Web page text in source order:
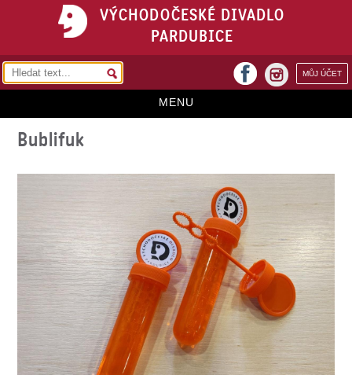
VÝCHODOČESKÉ DIVADLO
PARDUBICE
MŮJ ÚČET
facebook
MENU
REPERTOÁR
VSTUPENKY
PŘEDPLATNÉ
KONTAKTY
O DIVADLE
SOUBOR
Bublifuk